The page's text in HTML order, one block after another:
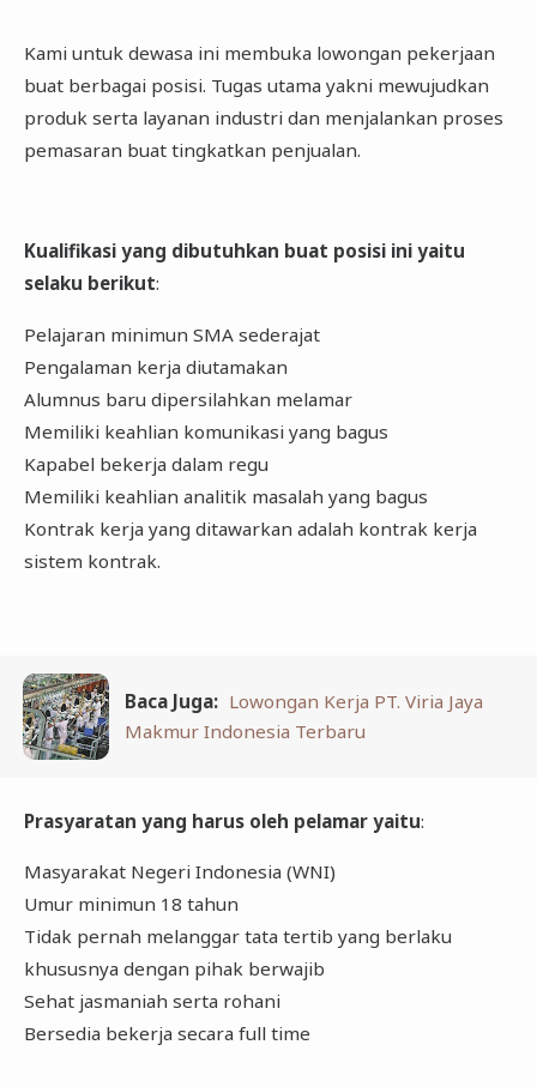
Kami untuk dewasa ini membuka lowongan pekerjaan
buat berbagai posisi. Tugas utama yakni mewujudkan
produk serta layanan industri dan menjalankan proses
pemasaran buat tingkatkan penjualan.
Kualifikasi yang dibutuhkan buat posisi ini yaitu
selaku berikut:
Pelajaran minimun SMA sederajat
Pengalaman kerja diutamakan
Alumnus baru dipersilahkan melamar
Memiliki keahlian komunikasi yang bagus
Kapabel bekerja dalam regu
Memiliki keahlian analitik masalah yang bagus
Kontrak kerja yang ditawarkan adalah kontrak kerja
sistem kontrak.
Baca Juga: Lowongan Kerja PT. Viria Jaya
Makmur Indonesia Terbaru
Prasyaratan yang harus oleh pelamar yaitu:
Masyarakat Negeri Indonesia (WNI)
Umur minimun 18 tahun
Tidak pernah melanggar tata tertib yang berlaku
khususnya dengan pihak berwajib
Sehat jasmaniah serta rohani
Bersedia bekerja secara full time